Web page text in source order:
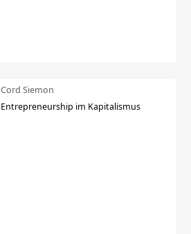
Cord Siemon
Entrepreneurship im Kapitalismus